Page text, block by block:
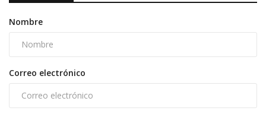
Nombre
Correo electrónico